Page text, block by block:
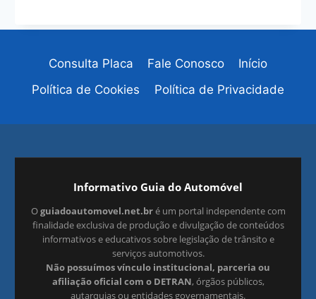
Consulta Placa Fale Conosco
Início
Política de Cookies
Política de Privacidade
Informativo Guia do Automóvel
Oguiadoautomovel.net.bré um portal independente com
finalidade exclusiva de produção e divulgação de conteúdos
informativos e educativos sobre legislação de trânsito e
serviços automotivos.
Não possuímos vínculo institucional, parceria ou
afiliação oficial com o DETRAN, órgãos públicos,
autarquias ou entidades governamentais.